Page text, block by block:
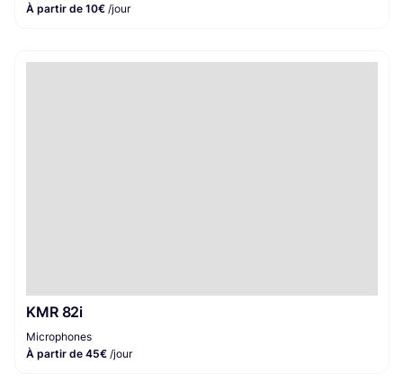
À partir de 10€ /jour
KMR 82i
Microphones
À partir de 45€ /jour